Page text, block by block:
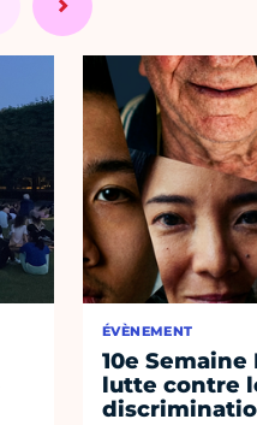
ÉVÈNEMENT
10e
lutte contre